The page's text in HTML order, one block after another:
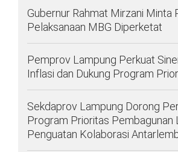
Gubernur Rahmat Mirzani Minta
Pelaksanaan MBG Diperketat
Pemprov Lampung Perkuat
Inflasi dan Dukung Program
Sekdaprov Lampung Dorong
Program Prioritas Pembagunan
Penguatan Kolaborasi